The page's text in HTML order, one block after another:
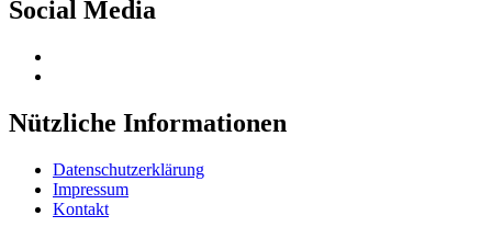
Sidebar
Social Media
auf
Facebook
UCQVS3xQXsZk6bqILkabHDlg
auf
anzeigen
Nützliche Informationen
Datenschutzerklärung
Impressum
Kontakt